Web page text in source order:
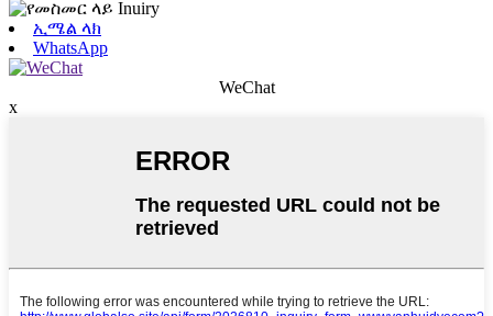
ኢሜል ላክ
WhatsApp
WeChat
x